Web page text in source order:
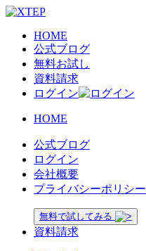
HOME
公式ブログ
無料お試し
資料請求
ログイン
HOME
公式ブログ
ログイン
会社概要
プライバシーポリシー
無料で試してみる
資料請求